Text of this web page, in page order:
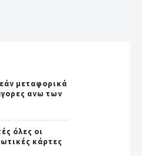
μεταφορικά
ανω των
όλες οι
κάρτες